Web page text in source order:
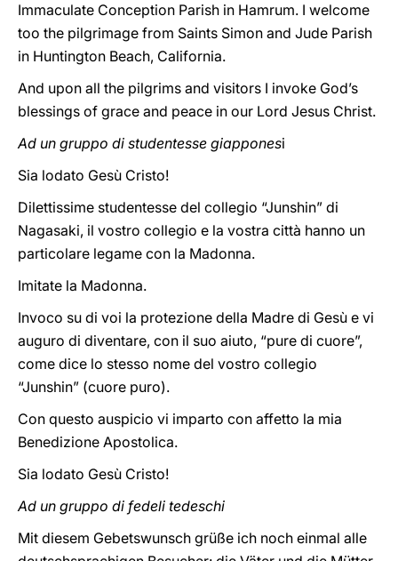
Immaculate Conception Parish in Hamrum. I welcome
too the pilgrimage from Saints Simon and Jude Parish
in Huntington Beach, California.
And upon all the pilgrims and visitors I invoke God’s
blessings of grace and peace in our Lord Jesus Christ.
Ad un gruppo di studentesse giapponesi
Sia lodato Gesù Cristo!
Dilettissime studentesse del collegio “Junshin” di
Nagasaki, il vostro collegio e la vostra città hanno un
particolare legame con la Madonna.
Imitate la Madonna.
Invoco su di voi la protezione della Madre di Gesù e vi
auguro di diventare, con il suo aiuto, “pure di cuore”,
come dice lo stesso nome del vostro collegio
“Junshin” (cuore puro).
Con questo auspicio vi imparto con affetto la mia
Benedizione Apostolica.
Sia lodato Gesù Cristo!
Ad un gruppo di fedeli tedeschi
Mit diesem Gebetswunsch grüße ich noch einmal alle